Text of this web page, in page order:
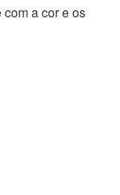
a cor e os